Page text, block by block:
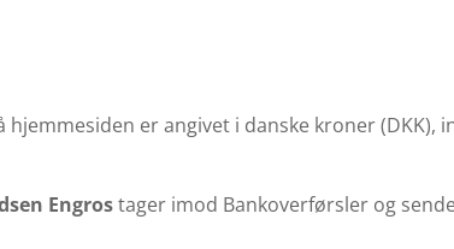
er angivet i danske kroner (DKK),
Engrostager imod Bankoverførsler og